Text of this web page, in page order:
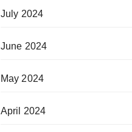
July 2024
June 2024
May 2024
April 2024